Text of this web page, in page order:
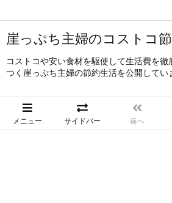
崖っぷち主婦のコストコ
コストコや安い食材を駆使して生活費を
つく崖っぷち主婦の節約生活を公開してい
メニュー サイドバー 前へ